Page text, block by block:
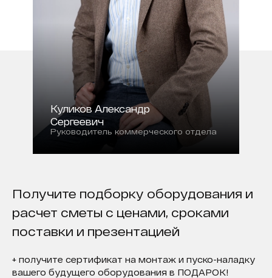
Куликов Александр
Сергеевич
Руководитель коммерческого отдела
Получите подборку оборудования и
расчет сметы с ценами, сроками
поставки и презентацией
+ получите сертификат на монтаж и пуско-наладку
вашего будущего оборудования в ПОДАРОК!